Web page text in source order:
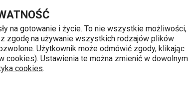
na gotowanie i życie. To nie wszystkie możliwości,
zgodę na używanie wszystkich rodzajów plików
Użytkownik może odmówić zgody, klikając
cookies). Ustawienia te można zmienić w dowolnym
cookies.
do głównej zawartości
Przejdź do wyszukiwania
Przejdź do nawigacji